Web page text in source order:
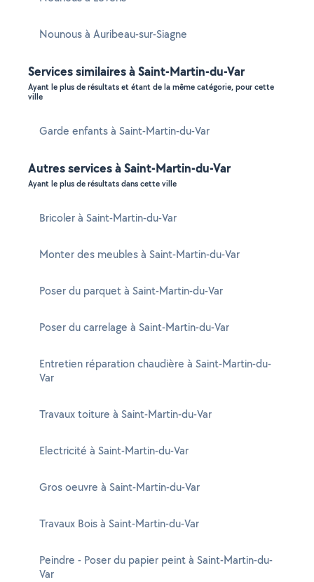
Nounous à Auribeau-sur-Siagne
Services similaires à Saint-Martin-du-Var
Ayant le plus de résultats et étant de la même catégorie, pour cette
ville
Garde enfants à Saint-Martin-du-Var
Autres services à Saint-Martin-du-Var
Ayant le plus de résultats dans cette ville
Bricoler à Saint-Martin-du-Var
Monter des meubles à Saint-Martin-du-Var
Poser du parquet à Saint-Martin-du-Var
Poser du carrelage à Saint-Martin-du-Var
Entretien réparation chaudière à Saint-Martin-du-
Var
Travaux toiture à Saint-Martin-du-Var
Electricité à Saint-Martin-du-Var
Gros oeuvre à Saint-Martin-du-Var
Travaux Bois à Saint-Martin-du-Var
Peindre - Poser du papier peint à Saint-Martin-du-
Var